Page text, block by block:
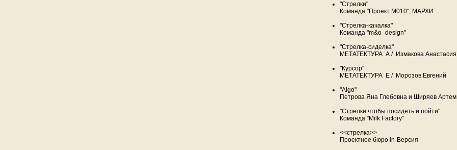
"Стрелки"
Команда "Проект М010", МАРХИ
"Стрелка-качалка"
Команда "m&o_design"
"Стрелка-сиделка"
МЕТАТЕКТУРА А / Измакова Анастасия
"Курсор"
МЕТАТЕКТУРА Е / Морозов Евгений
"Algo"
Петрова Яна Глебовна и Ширяев
"Стрелки чтобы посидеть и пойти"
Команда "Milk Factory"
<<стрелка>>
Проектное бюро in-Версия